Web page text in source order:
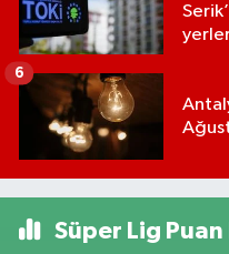
6
Süper Lig